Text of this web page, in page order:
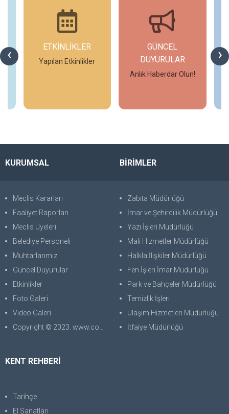
‹ ›
ETKİNLİKLER
Yapılan Etkinlikler
GÜNCEL
DUYURULAR
Anlık Haberdar Olun!
KURUMSAL
Meclis Kararları
Faaliyet Raporları
Meclis Üyeleri
Belediye Personeli
Muhtarlarımız
Güncel Duyurular
Etkinlikler
Foto Galeri
Video Galeri
Copyright © 2023. www.corabilgisayar.com Her Hakkı Saklıdır. kopyalanması, çoğaltılması ve dağıtılması halinde yasal haklarımız işletilecektir.
BİRİMLER
Zabıta Müdürlüğü
İmar ve Şehircilik Müdürlüğü
Yazı İşleri Müdürlüğü
Mali Hizmetler Müdürlüğü
Halkla İlişkiler Müdürlüğü
Fen İşleri İmar Müdürlüğü
Park ve Bahçeler Müdürlüğü
Temizlik İşleri
Ulaşım Hizmetleri Müdürlüğü
İtfaiye Müdürlüğü
KENT REHBERİ
Tarihçe
El Sanatları